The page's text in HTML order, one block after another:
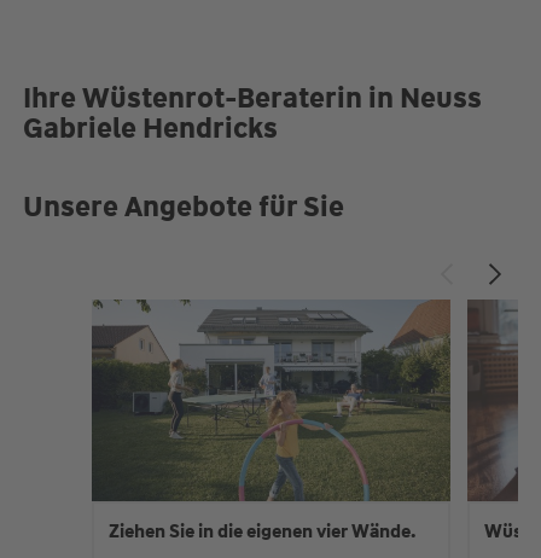
Ihre Wüstenrot-Beraterin in Neuss
Gabriele Hendricks
Unsere Angebote für Sie
Ziehen Sie in die eigenen vier Wände.